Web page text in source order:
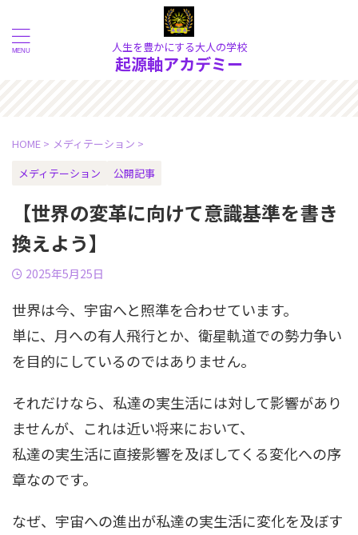
人生を豊かにする大人の学校
起源軸アカデミー
HOME > メディテーション >
メディテーション
公開記事
【世界の変革に向けて意識基準を書き
換えよう】
2025年5月25日
世界は今、宇宙へと照準を合わせています。
単に、月への有人飛行とか、衛星軌道での勢力争い
を目的にしているのではありません。
それだけなら、私達の実生活には対して影響があり
ませんが、これは近い将来において、
私達の実生活に直接影響を及ぼしてくる変化への序
章なのです。
なぜ、宇宙への進出が私達の実生活に変化を及ぼす